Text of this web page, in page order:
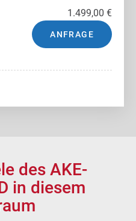
1.499,00 €
ANFRAGE
des AKE-
in diesem